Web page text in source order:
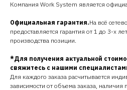
Компания Work System является
Официальная гарантия.На всё
предоставляется гарантия от 1 до 3-х
производства позиции.
*Для получения актуальной
свяжитесь с нашими
Для каждого заказа расчитывается
зависимости от объема заказа, наличия